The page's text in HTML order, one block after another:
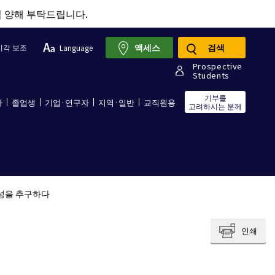
해 부탁드립니다.
각 보조 Language
Prospective
Students
졸업생 기업·연구자 지역·일반 교직원용
기부를
고려하시는 분께
액세스 검색
을 추구하다
인쇄